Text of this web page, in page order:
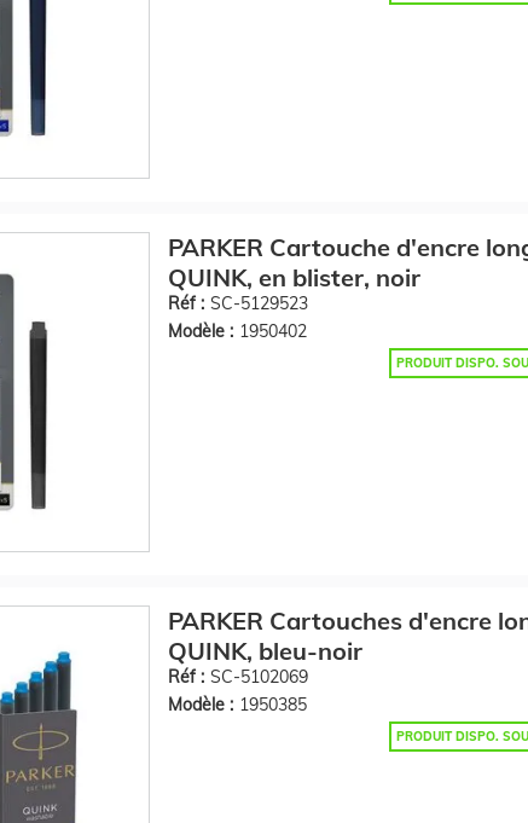
PARKER Cartouche d'encre
QUINK, en blister, noir
Réf : SC-5129523
Modèle : 1950402
PRODUIT DISPO.
PARKER Cartouches d'encre
QUINK, bleu-noir
Réf : SC-5102069
Modèle : 1950385
PRODUIT DISPO.